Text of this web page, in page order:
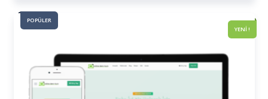
POPÜLER
YENİ !